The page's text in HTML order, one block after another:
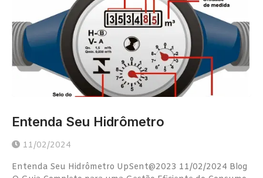
Entenda Seu Hidrômetro
11/02/2024
Entenda Seu Hidrômetro UpSent@2023 11/02/2024 Blog